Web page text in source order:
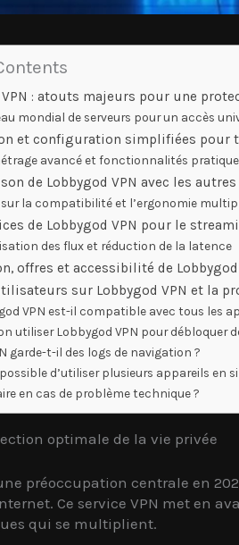
VPN : atouts majeurs pour une
mondial de serveurs pour un accès
et configuration simplifiées pour
avancé et fonctionnalités
de Lobbygod VPN avec les
sur la compatibilité et l’ergonomie
de Lobbygod VPN pour le
des flux et réduction de la latence
offres et accessibilité de Lobbygod
sur Lobbygod VPN et la
VPN est-il compatible avec tous les
utiliser Lobbygod VPN pour débloquer
garde-t-il des logs de navigation ?
d’utiliser plusieurs appareils en
en cas de problème technique ?
optimale de la vie privée
préoccupation centrale en
Ce service VPN met en
qui se multiplient.